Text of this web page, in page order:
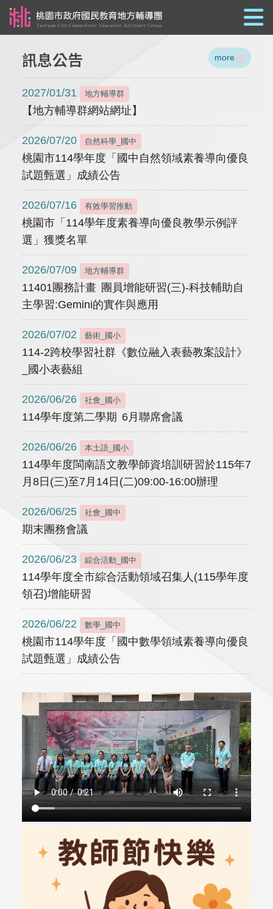
訊息公告 more
2027/01/31 地方輔導群
【地方輔導群網站網址】
2026/07/20 自然科學_國中
桃園市114學年度「國中自然領域素養導向優良
試題甄選」成績公告
2026/07/16 有效學習推動
桃園市「114學年度素養導向優良教學示例評
選」獲獎名單
2026/07/09 地方輔導群
11401團務計畫 團員增能研習(三)-科技輔助自
主學習:Gemini的實作與應用
2026/07/02 藝術_國小
114-2跨校學習社群《數位融入表藝教案設計》
_國小表藝組
2026/06/26 社會_國小
114學年度第二學期 6月聯席會議
2026/06/26 本土語_國小
114學年度閩南語文教學師資培訓研習於115年7
月8日(三)至7月14日(二)09:00-16:00辦理
2026/06/25 社會_國中
期末團務會議
2026/06/23 綜合活動_國中
114學年度全市綜合活動領域召集人(115學年度
領召)增能研習
2026/06/22 數學_國中
桃園市114學年度「國中數學領域素養導向優良
試題甄選」成績公告